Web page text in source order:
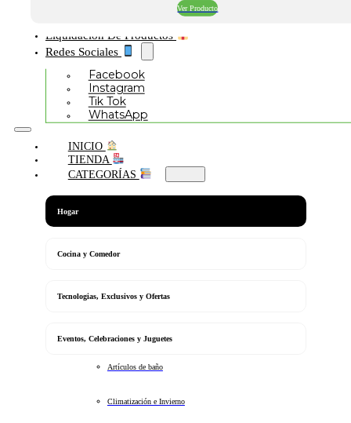
Ver Producto
Liquidación De Productos
Redes Sociales
Facebook
Instagram
Tik Tok
WhatsApp
INICIO
TIENDA
CATEGORÍAS
Hogar
Cocina y Comedor
Tecnologias, Exclusivos y Ofertas
Eventos, Celebraciones y Juguetes
Artículos de baño
Climatización e Invierno